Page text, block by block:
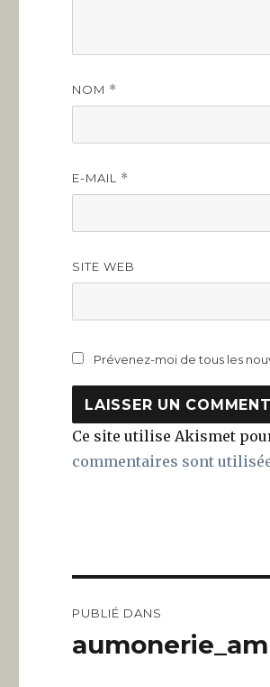
NOM *
E-MAIL *
SITE WEB
Prévenez-moi de tous les
Ce site utilise Akismet
commentaires sont
de
PUBLIÉ DANS